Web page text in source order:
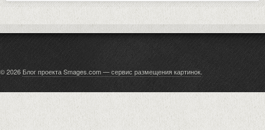
© 2026 Блог проекта Smages.com — сервис размещения картинок.